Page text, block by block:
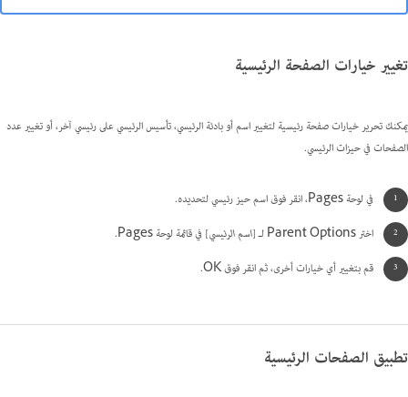
تغيير خيارات الصفحة الرئيسية
يمكنك تحرير خيارات صفحة رئيسية لتغيير اسم أو بادئة الرئيسي، تأسيس الرئيسي على رئيسي آخر، أو تغيير عدد
الصفحات في حيزات الرئيسي.
في لوحة Pages، انقر فوق اسم حيز رئيسي لتحديده.
اختر Parent Options لـ
[اسم الرئيسي]في قائمة لوحة Pages.
قم بتغيير أي خيارات أخرى، ثم انقر فوق OK.
تطبيق الصفحات الرئيسية